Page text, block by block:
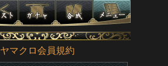
ヤマクロ会員規約